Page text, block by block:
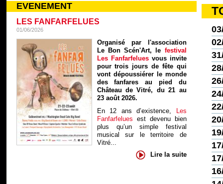
EVENEMENT
LES FANFARFELUES
01/06/2026
Organisé par l'association
Le Bon Scén'Art, le festival
Les Fanfarfelues vous invite
pour trois jours de fête qui
vont dépoussiérer le monde
des fanfares au pied du
Château de Vitré, du 21 au
23 août 2026.
En 12 ans d’existence, Les
Fanfarfelues est devenu bien
plus qu’un simple festival
musical sur le territoire de
Vitré...
Lire la suite